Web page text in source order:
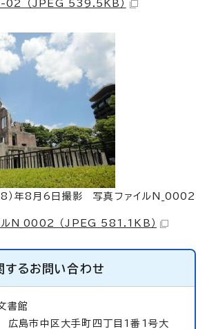
（JPEG 539.5KB）
年8月6日撮影 写真ファイルN_0002
N_0002 （JPEG 581.1KB）
するお問い合わせ
書館
島市中区大手町四丁目1番1号大